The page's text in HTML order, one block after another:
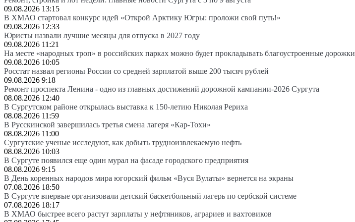
09.08.2026 13:15
В ХМАО стартовал конкурс идей «Открой Арктику Югры: проложи свой путь!»
09.08.2026 12:33
Юристы назвали лучшие месяцы для отпуска в 2027 году
09.08.2026 11:21
На месте «народных троп» в российских парках можно будет прокладывать благоустроенные дорожки
09.08.2026 10:05
Росстат назвал регионы России со средней зарплатой выше 200 тысяч рублей
09.08.2026 9:18
Ремонт проспекта Ленина - одно из главных достижений дорожной кампании-2026 Сургута
08.08.2026 12:40
В Сургутском районе открылась выставка к 150-летию Николая Рериха
08.08.2026 11:59
В Русскинской завершилась третья смена лагеря «Кар-Тохи»
08.08.2026 11:00
Сургутские ученые исследуют, как добыть трудноизвлекаемую нефть
08.08.2026 10:03
В Сургуте появился еще один мурал на фасаде городского предприятия
08.08.2026 9:15
В День коренных народов мира югорский фильм «Вуся Вулаты» вернется на экраны
07.08.2026 18:50
В Сургуте впервые организовали детский баскетбольный лагерь по сербской системе
07.08.2026 18:17
В ХМАО быстрее всего растут зарплаты у нефтяников, аграриев и вахтовиков